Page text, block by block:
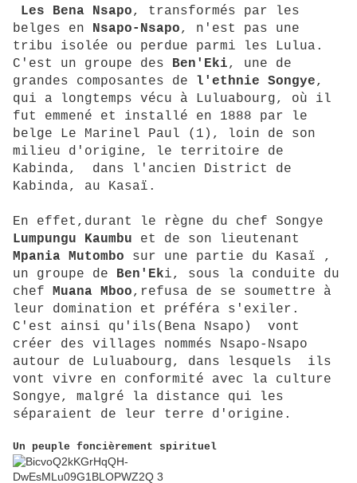
Les Bena Nsapo, transformés par les
belges en Nsapo-Nsapo, n'est pas une
tribu isolée ou perdue parmi les Lulua.
C'est un groupe des Ben'Eki, une de
grandes composantes de l'ethnie Songye,
qui a longtemps vécu à Luluabourg, où il
fut emmené et installé en 1888 par le
belge Le Marinel Paul (1), loin de son
milieu d'origine, le territoire de
Kabinda, dans l'ancien District de
Kabinda, au Kasaï.
En effet,durant le règne du chef Songye
Lumpungu Kaumbu et de son lieutenant
Mpania Mutombo sur une partie du Kasaï ,
un groupe de Ben'Eki, sous la conduite du
chef Muana Mboo,refusa de se soumettre à
leur domination et préféra s'exiler.
C'est ainsi qu'ils(Bena Nsapo) vont
créer des villages nommés Nsapo-Nsapo
autour de Luluabourg, dans lesquels ils
vont vivre en conformité avec la culture
Songye, malgré la distance qui les
séparaient de leur terre d'origine.
Un peuple foncièrement spirituel